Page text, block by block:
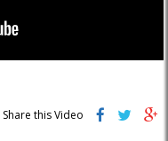
Share this Video